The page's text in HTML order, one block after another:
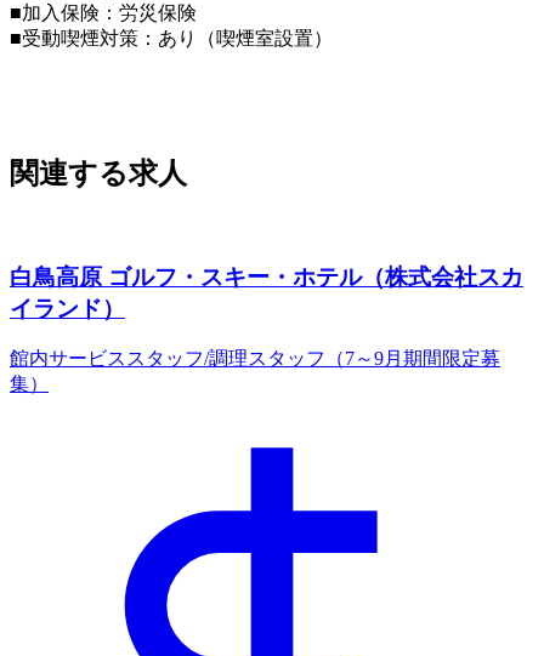
■加入保険：労災保険
■受動喫煙対策：あり（喫煙室設置）
関連する求人
白鳥高原 ゴルフ・スキー・ホテル（株式会社スカ
イランド）
館内サービススタッフ/調理スタッフ（7～9月期間限定募
集）